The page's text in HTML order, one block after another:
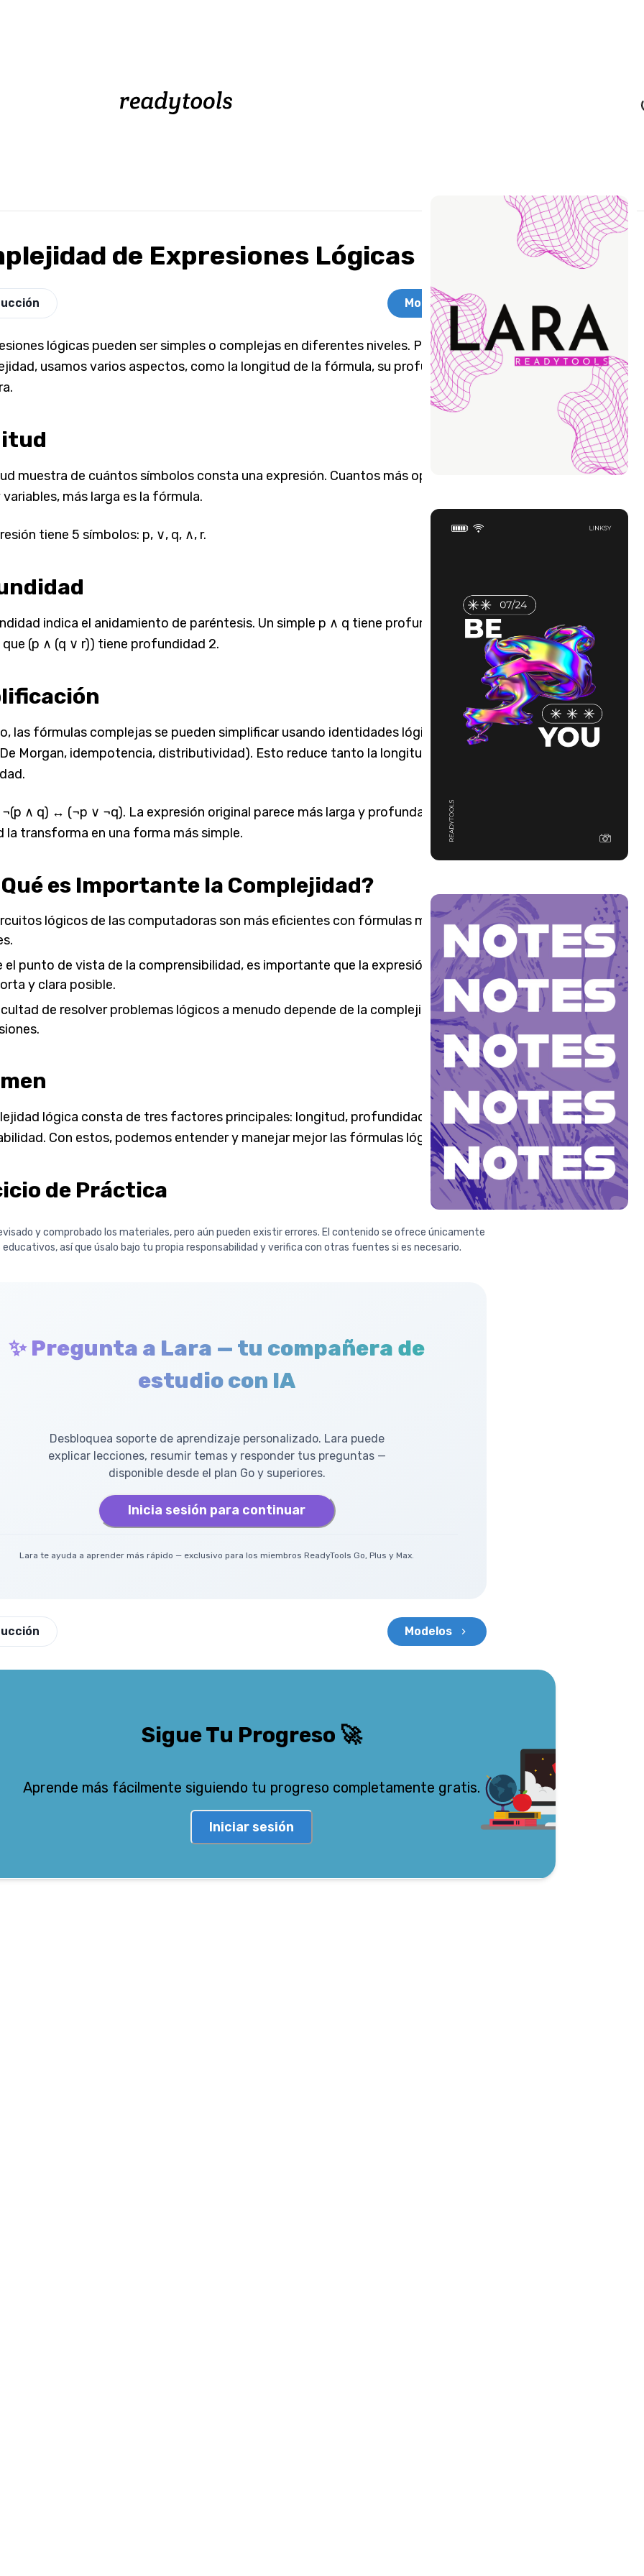
de Expresiones Lógicas
Modelos
lógicas pueden ser simples o complejas en diferentes niveles. Para medir
usamos varios aspectos, como la longitud de la fórmula, su profundidad y
muestra de cuántos símbolos consta una expresión. Cuantos más operadores
más larga es la fórmula.
tiene 5 símbolos: p, ∨, q, ∧, r.
indica el anidamiento de paréntesis. Un simple p ∧ q tiene profundidad 1,
(p ∧ (q ∨ r)) tiene profundidad 2.
las fórmulas complejas se pueden simplificar usando identidades lógicas (p. ej.,
Morgan, idempotencia, distributividad). Esto reduce tanto la longitud como la
∧ q) ↔ (¬p ∨ ¬q). La expresión original parece más larga y profunda, pero la
la transforma en una forma más simple.
es Importante la Complejidad?
lógicos de las computadoras son más eficientes con fórmulas más
el punto de vista de la comprensibilidad, es importante que la expresión sea lo
y clara posible.
de resolver problemas lógicos a menudo depende de la complejidad de las
lógica consta de tres factores principales: longitud, profundidad y
Con estos, podemos entender y manejar mejor las fórmulas lógicas.
de Práctica
y comprobado los materiales, pero aún pueden existir errores. El contenido se ofrece únicamente
educativos, así que úsalo bajo tu propia responsabilidad y verifica con otras fuentes si es necesario.
✨ Pregunta a Lara — tu compañera de
estudio con IA
Desbloquea soporte de aprendizaje personalizado. Lara puede
explicar lecciones, resumir temas y responder tus preguntas —
disponible desde el plan Go y superiores.
Inicia sesión para continuar
Lara te ayuda a aprender más rápido — exclusivo para los miembros ReadyTools Go, Plus y Max.
Modelos
Sigue Tu Progreso 🚀
Aprende más fácilmente siguiendo tu progreso completamente gratis.
Iniciar sesión